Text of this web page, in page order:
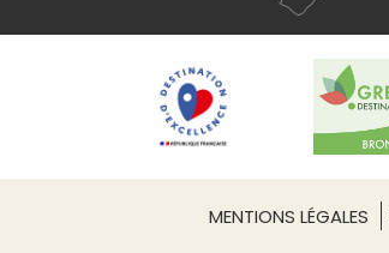
MENTIONS LÉGALES